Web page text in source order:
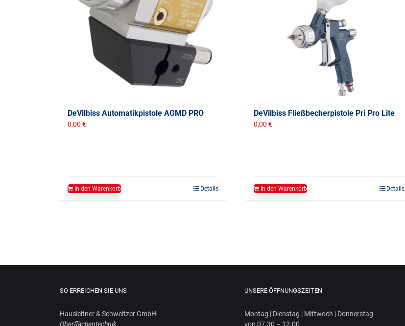
DeVilbiss Automatikpistole AGMD PRO
0,00 €
In den Warenkorb Details
DeVilbiss Fließbecherpistole Pri Pro Lite
0,00 €
In den Warenkorb Details
SO ERREICHEN SIE UNS
Haus­leit­ner & Schweit­zer GmbH
Ober­flä­chen­tech­nik
UNSERE ÖFFNUNGSZEITEN
Mon­tag | Diens­tag | Mitt­woch | Donnerstag
von 07.30 – 12.00